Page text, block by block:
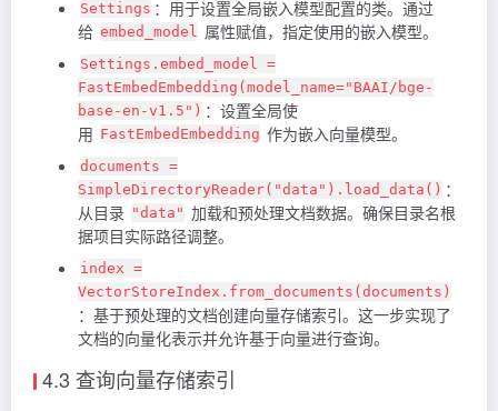
Settings ：用于设置全局嵌入模型配置的类。通过
给 embed_model 属性赋值，指定使用的嵌入模型。
Settings.embed_model =
FastEmbedEmbedding(model_name="BAAI/bge-
base-en-v1.5") ：设置全局使
用 FastEmbedEmbedding 作为嵌入向量模型。
documents =
SimpleDirectoryReader("data").load_data() ：
从目录 "data" 加载和预处理文档数据。确保目录名根
据项目实际路径调整。
index =
VectorStoreIndex.from_documents(documents)
：基于预处理的文档创建向量存储索引。这一步实现了
文档的向量化表示并允许基于向量进行查询。
4.3 查询向量存储索引